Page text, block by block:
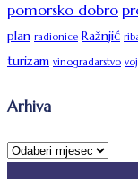
pomorsko dobro
plan radionice Ražnjić
turizam vinogradarstvo
Arhiva